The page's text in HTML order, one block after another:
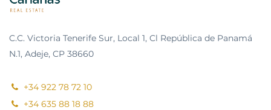
C.C. Victoria Tenerife Sur, Local 1, Cl República de Panamá
N.1, Adeje, CP 38660
+34 922 78 72 10
+34 635 88 18 88